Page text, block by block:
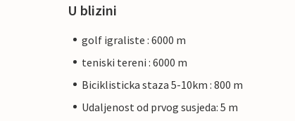
U blizini
golf igraliste : 6000 m
teniski tereni : 6000 m
Biciklisticka staza 5-10km : 800 m
Udaljenost od prvog susjeda: 5 m